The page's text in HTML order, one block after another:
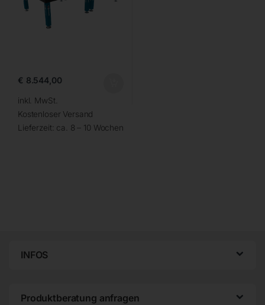
€ 8.544,00
inkl. MwSt.
Kostenloser Versand
Lieferzeit: ca. 8 – 10 Wochen
INFOS
Produktberatung anfragen